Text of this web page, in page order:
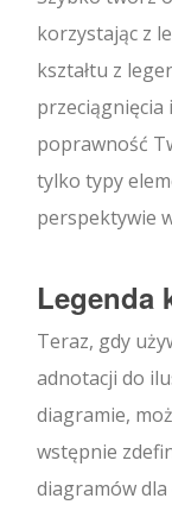
korzystając z
kształtu z
przeciągnięcia
poprawność
tylko typy
perspektywie
Legenda
Teraz, gdy
adnotacji do
diagramie,
wstępnie
diagramów